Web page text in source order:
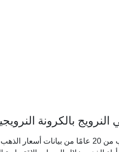
بالكرونة النرويجية
يوضح المخطط التفاعلي ما يقرب من 20 عامًا